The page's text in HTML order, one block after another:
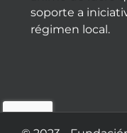
soporte a
régimen local.